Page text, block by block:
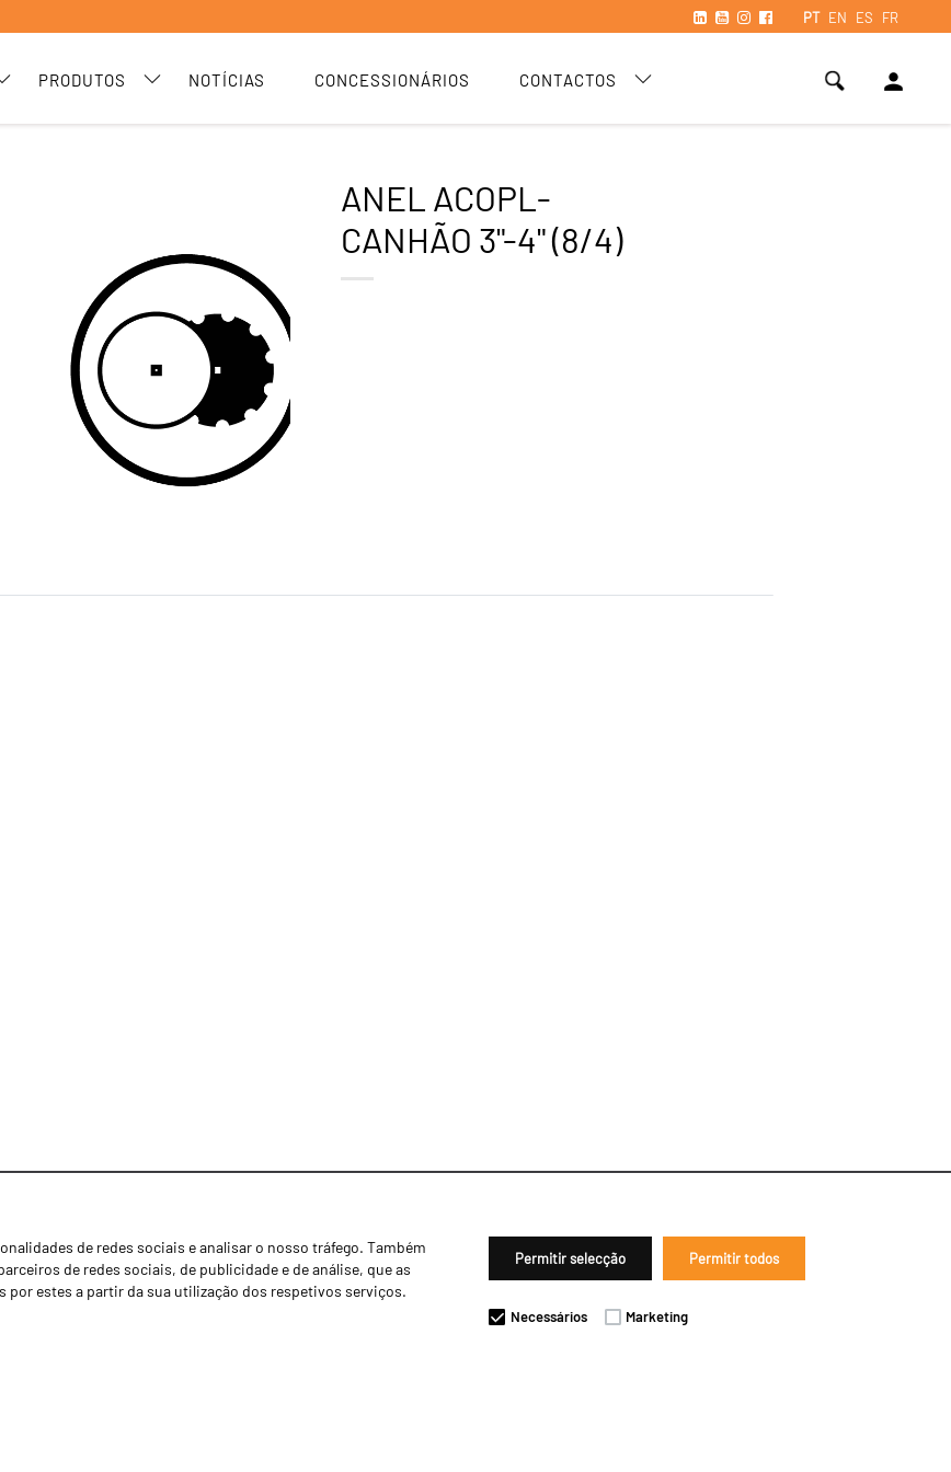
PT EN ES FR
PRODUTOS NOTÍCIAS CONCESSIONÁRIOS CONTACTOS person
de redes sociais e analisar o nosso tráfego. Também
de redes sociais, de publicidade e de análise, que as
estes a partir da sua utilização dos respetivos serviços.
Permitir selecção Permitir todos
Necessários Marketing
ANEL ACOPL-
CANHÃO 3"-4" (8/4)
Notícias
Concessionários